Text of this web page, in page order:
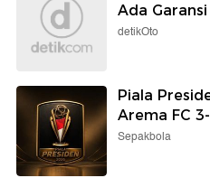
Ada
detikOto
Piala
Arema FC
Sepakbola